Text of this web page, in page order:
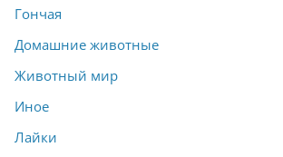
Гончая
Домашние животные
Животный мир
Иное
Лайки